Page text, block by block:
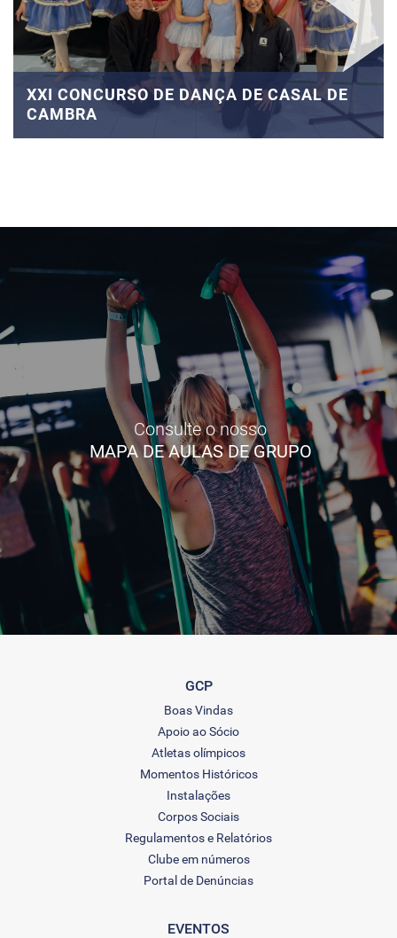
XXI CONCURSO DE DANÇA DE CASAL DE
CAMBRA
Consulte o nosso
MAPA DE AULAS DE GRUPO
GCP
Boas Vindas
Apoio ao Sócio
Atletas olímpicos
Momentos Históricos
Instalações
Corpos Sociais
Regulamentos e Relatórios
Clube em números
Portal de Denúncias
EVENTOS